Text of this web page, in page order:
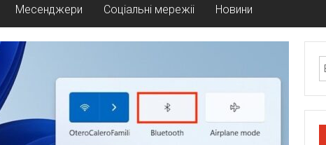
Месенджери Соціальні мережіі Новини